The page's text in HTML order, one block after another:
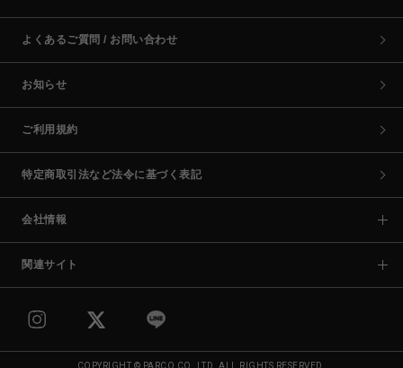
よくあるご質問 / お問い合わせ
お知らせ
ご利用規約
特定商取引法など法令に基づく表記
会社情報
関連サイト
COPYRIGHT © PARCO CO.,LTD. ALL RIGHTS RESERVED.